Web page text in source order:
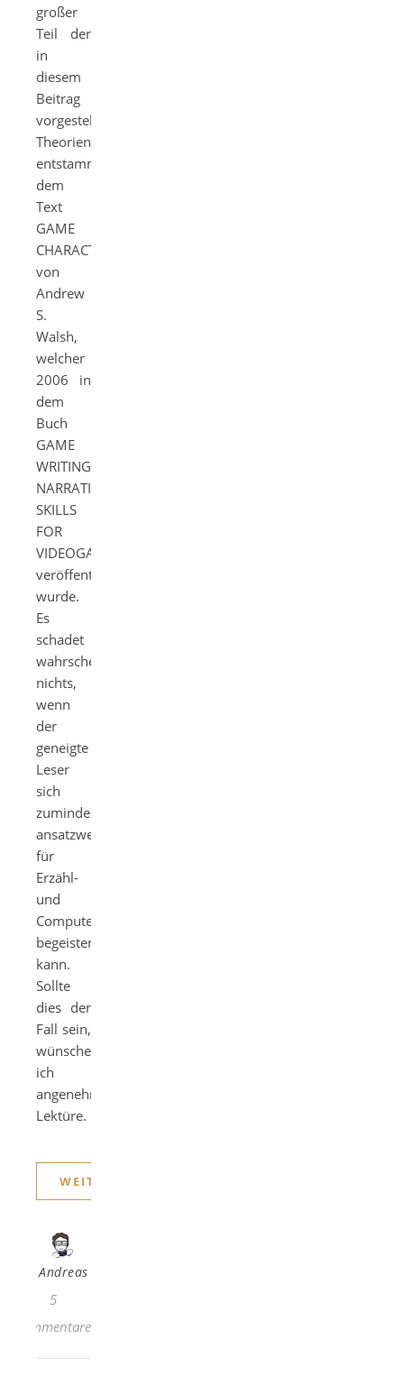
großer
Teil der
in
diesem
Beitrag
vorgestellten
Theorien
entstammt
dem
Text
GAME
CHARACTERS
von
Andrew
S.
Walsh,
welcher
2006 in
dem
Buch
GAME
WRITING:
NARRATIVE
SKILLS
FOR
VIDEOGAMES
veröffentlicht
wurde.
Es
schadet
wahrscheinlich
nichts,
wenn
der
geneigte
Leser
sich
zumindest
ansatzweise
für
Erzähl-
und
Computerspieltheorie
begeistern
kann.
Sollte
dies der
Fall sein,
wünsche
ich
angenehme
Lektüre.
WEITERLESEN
Andreas
5
Kommentare